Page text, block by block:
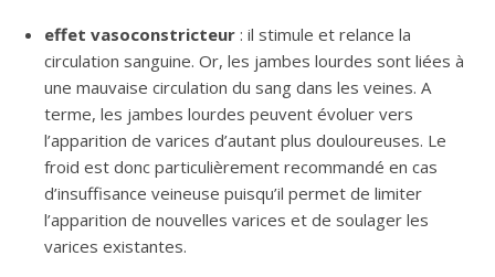
effet vasoconstricteur : il stimule et relance la
circulation sanguine. Or, les jambes lourdes sont liées à
une mauvaise circulation du sang dans les veines. A
terme, les jambes lourdes peuvent évoluer vers
l’apparition de varices d’autant plus douloureuses. Le
froid est donc particulièrement recommandé en cas
d’insuffisance veineuse puisqu’il permet de limiter
l’apparition de nouvelles varices et de soulager les
varices existantes.